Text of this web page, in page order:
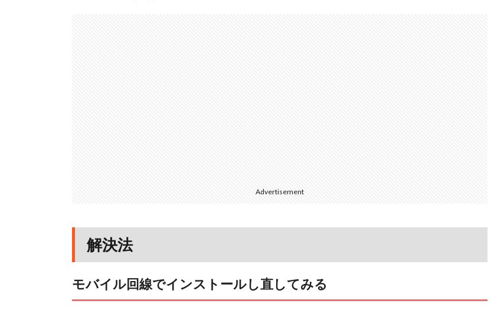
Advertisement
解決法
モバイル回線でインストールし直してみる